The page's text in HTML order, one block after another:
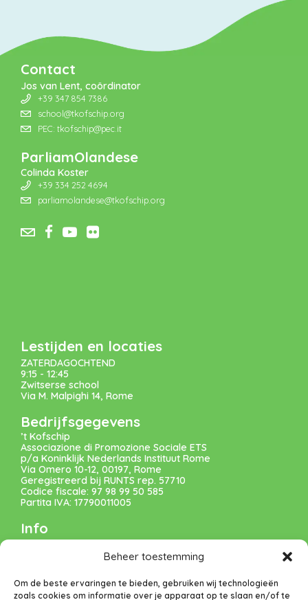
Beheer toestemming
Om de beste ervaringen te bieden, gebruiken wij technologieën
zoals cookies om informatie over je apparaat op te slaan en/of te
Contact
Jos van Lent, coördinator
+39 347 854 7386
school@tkofschip.org
PEC: tkofschip@pec.it
ParliamOlandese
Colinda Koster
+39 334 252 4694
parliamolandese@tkofschip.org
Lestijden en locaties
ZATERDAGOCHTEND
9:15 - 12:45
Zwitserse school
Via M. Malpighi 14, Rome
Bedrijfsgegevens
’t Kofschip
Associazione di Promozione Sociale ETS
p/a Koninklijk Nederlands Instituut Rome
Via Omero 10-12, 00197, Rome
Geregistreerd bij RUNTS rep. 57710
Codice fiscale: 97 98 99 50 585
Partita IVA: 17790011005
Info